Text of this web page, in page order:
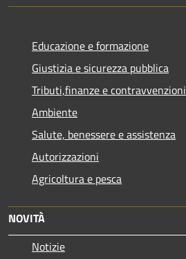
Educazione e formazione
Giustizia e sicurezza pubblica
Tributi,finanze e contravvenzioni
Ambiente
Salute, benessere e assistenza
Autorizzazioni
Agricoltura e pesca
NOVITÀ
Notizie